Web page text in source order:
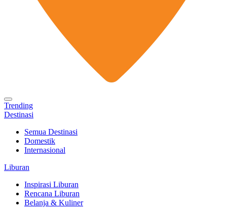
Trending
Destinasi
Semua Destinasi
Domestik
Internasional
Liburan
Inspirasi Liburan
Rencana Liburan
Belanja & Kuliner